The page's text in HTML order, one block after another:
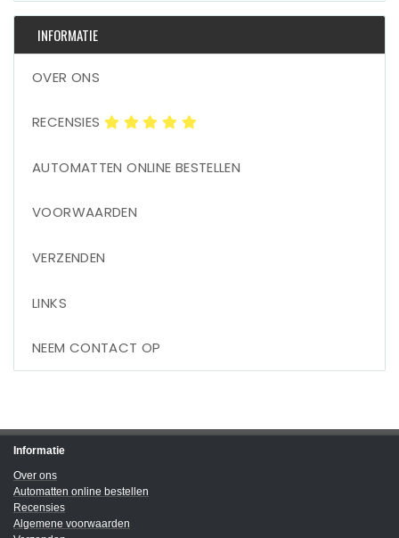
INFORMATIE
OVER ONS
RECENSIES
AUTOMATTEN ONLINE BESTELLEN
VOORWAARDEN
VERZENDEN
LINKS
NEEM CONTACT OP
Informatie
Over ons
Automatten online bestellen
Recensies
Algemene voorwaarden